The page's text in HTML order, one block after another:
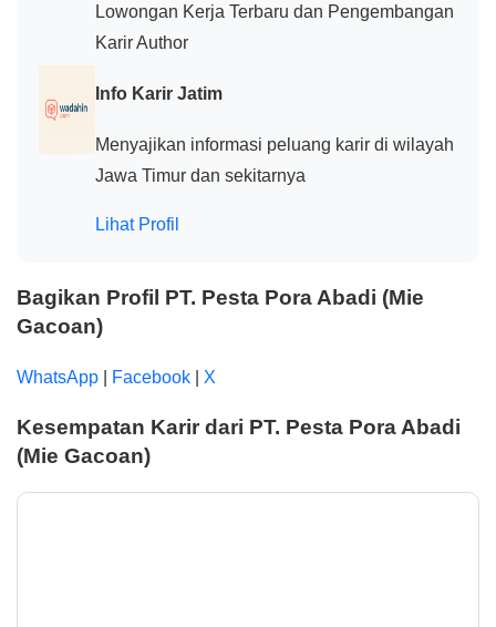
Lowongan Kerja Terbaru dan Pengembangan
Karir Author
Info Karir Jatim
Menyajikan informasi peluang karir di wilayah
Jawa Timur dan sekitarnya
Lihat Profil
Bagikan Profil PT. Pesta Pora Abadi (Mie
Gacoan)
WhatsApp Facebook X
Kesempatan Karir dari PT. Pesta Pora Abadi
(Mie Gacoan)